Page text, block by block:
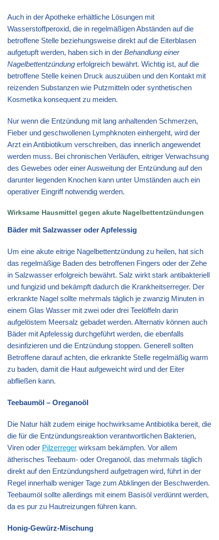
Auch in der Apotheke erhältliche Lösungen mit
Wasserstoffperoxid, die in regelmäßigen Abständen auf die
betroffene Stelle beziehungsweise direkt auf die Eiterblasen
aufgetupft werden, haben sich in der Behandlung einer
Nagelbettentzündung erfolgreich bewährt. Wichtig ist, auf die
betroffene Stelle keinen Druck auszuüben und den Kontakt mit
reizenden Substanzen wie Putzmitteln oder synthetischen
Kosmetika konsequent zu meiden.
Nur wenn die Entzündung mit lang anhaltenden Schmerzen,
Fieber und geschwollenen Lymphknoten einhergeht, wird der
Arzt ein Antibiotikum verschreiben, das innerlich angewendet
werden muss. Bei chronischen Verläufen, eitriger Verwachsung
des Gewebes oder einer Ausweitung der Entzündung auf den
darunter liegenden Knochen kann unter Umständen auch ein
operativer Eingriff notwendig werden.
Wirksame Hausmittel gegen akute Nagelbettentzündungen
Bäder mit Salzwasser oder Apfelessig
Um eine akute eitrige Nagelbettentzündung zu heilen, hat sich
das regelmäßige Baden des betroffenen Fingers oder der Zehe
in Salzwasser erfolgreich bewährt. Salz wirkt stark antibakteriell
und fungizid und bekämpft dadurch die Krankheitserreger. Der
erkrankte Nagel sollte mehrmals täglich je zwanzig Minuten in
einem Glas Wasser mit zwei oder drei Teelöffeln darin
aufgelöstem Meersalz gebadet werden. Alternativ können auch
Bäder mit Apfelessig durchgeführt werden, die ebenfalls
desinfizieren und die Entzündung stoppen. Generell sollten
Betroffene darauf achten, die erkrankte Stelle regelmäßig warm
zu baden, damit die Haut aufgeweicht wird und der Eiter
abfließen kann.
Teebaumöl – Oreganoöl
Die Natur hält zudem einige hochwirksame Antibiotika bereit, die
die für die Entzündungsreaktion verantwortlichen Bakterien,
Viren oder Pilzerreger wirksam bekämpfen. Vor allem
ätherisches Teebaum- oder Oreganoöl, das mehrmals täglich
direkt auf den Entzündungsherd aufgetragen wird, führt in der
Regel innerhalb weniger Tage zum Abklingen der Beschwerden.
Teebaumöl sollte allerdings mit einem Basisöl verdünnt werden,
da es pur zu Hautreizungen führen kann.
Honig-Gewürz-Mischung